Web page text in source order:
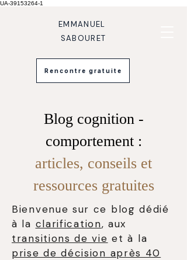
UA-39153264-1
EMMANUEL
SABOURET
Rencontre gratuite
Blog cognition -
comportement :
articles, conseils et
ressources gratuites
Bienvenue sur ce blog dédié
à la clarification, aux
transitions de vie et à la
prise de décision après 40